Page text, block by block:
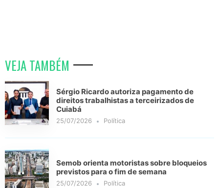
VEJA TAMBÉM
Sérgio Ricardo autoriza pagamento de
direitos trabalhistas a terceirizados de
Cuiabá
25/07/2026 Política
Semob orienta motoristas sobre bloqueios
previstos para o fim de semana
25/07/2026 Política